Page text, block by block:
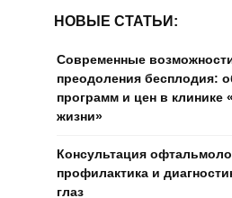
НОВЫЕ СТАТЬИ:
Современные
преодоления бесплодия:
программ и цен в клинике
жизни»
Консультация
профилактика и
глаз